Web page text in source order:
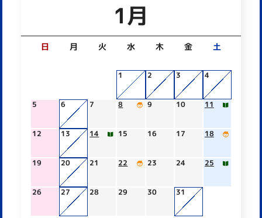
1月
日 月 火 水 木 金 土
1 2 3 4
5 6 7 8 9 10 11
12 13 14 15 16 17 18
19 20 21 22 23 24 25
26 27 28 29 30 31